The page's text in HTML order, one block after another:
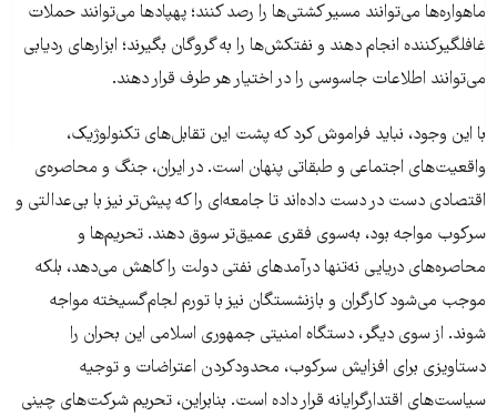
ماهواره‌ها می‌توانند مسیر کشتی‌ها را رصد کنند؛ پهپادها می‌توانند حملات
غافلگیرکننده انجام دهند و نفتکش‌ها را به گروگان بگیرند؛ ابزارهای ردیابی
می‌توانند اطلاعات جاسوسی را در اختیار هر طرف قرار دهند.
با این وجود، نباید فراموش کرد که پشت این تقابل‌های تکنولوژیک،
واقعیت‌های اجتماعی و طبقاتی پنهان است. در ایران، جنگ و محاصره‌ی
اقتصادی دست در دست داده‌اند تا جامعه‌ای را که پیش‌تر نیز با بی‌عدالتی و
سرکوب مواجه بود، به‌سوی فقری عمیق‌تر سوق دهند. تحریم‌ها و
محاصره‌های دریایی نه‌تنها درآمدهای نفتی دولت را کاهش می‌دهد، بلکه
موجب می‌شود کارگران و بازنشستگان نیز با تورم لجام‌گسیخته مواجه
شوند. از سوی دیگر، دستگاه امنیتی جمهوری اسلامی این بحران را
دستاویزی برای افزایش سرکوب، محدودکردن اعتراضات و توجیه
سیاست‌های اقتدارگرایانه قرار داده است. بنابراین، تحریم شرکت‌های چینی